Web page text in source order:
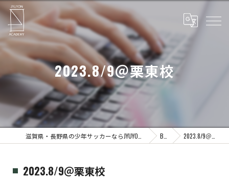
2023.8/9＠栗東校
Blog 2023.8/9＠栗東校
2023.8/9＠栗東校